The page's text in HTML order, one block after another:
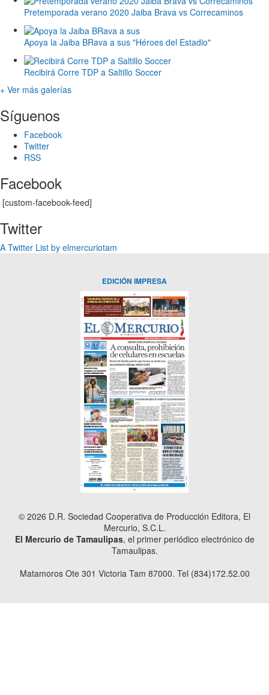
Pretemporada verano 2020 Jaiba Brava vs Correcaminos
Apoya la Jaiba BRava a sus "Héroes del Estadio"
Recibirá Corre TDP a Saltillo Soccer
+ Ver más galerías
Síguenos
Facebook
Twitter
RSS
Facebook
[custom-facebook-feed]
Twitter
A Twitter List by elmercuriotam
EDICIÓN IMPRESA
© 2026 D.R. Sociedad Cooperativa de Producción Editora, El
Mercurio, S.C.L.
El Mercurio de Tamaulipas, el primer periódico electrónico de
Tamaulipas.
Matamoros Ote 301 Victoria Tam 87000. Tel (834)172.52.00